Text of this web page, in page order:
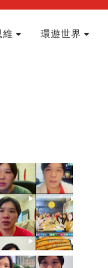
環遊世界